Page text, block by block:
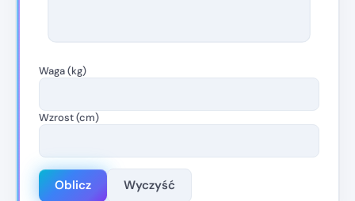
Waga (kg)
Wzrost (cm)
Oblicz Wyczyść